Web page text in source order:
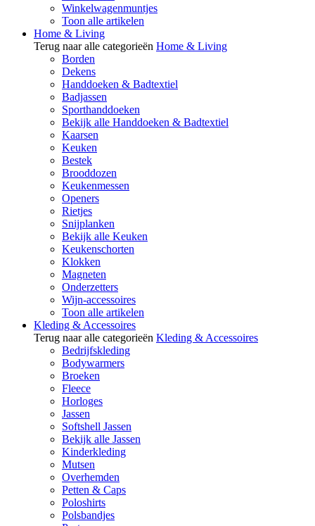
Winkelwagenmuntjes
Toon alle artikelen
Home & Living
Terug naar alle categorieën Home & Living
Borden
Dekens
Handdoeken & Badtextiel
Badjassen
Sporthanddoeken
Bekijk alle Handdoeken & Badtextiel
Kaarsen
Keuken
Bestek
Brooddozen
Keukenmessen
Openers
Rietjes
Snijplanken
Bekijk alle Keuken
Keukenschorten
Klokken
Magneten
Onderzetters
Wijn-accessoires
Toon alle artikelen
Kleding & Accessoires
Terug naar alle categorieën Kleding & Accessoires
Bedrijfskleding
Bodywarmers
Broeken
Fleece
Horloges
Jassen
Softshell Jassen
Bekijk alle Jassen
Kinderkleding
Mutsen
Overhemden
Petten & Caps
Poloshirts
Polsbandjes